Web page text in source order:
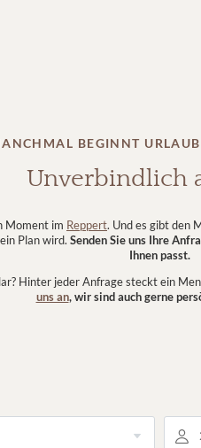
Unverbindlich
BEGINNT
Moment im Reppert. Und es gibt den
Plan wird. Senden Sie uns Ihre
Ihnen passt.
Hinter jeder Anfrage steckt ein
uns an, wir sind auch gerne